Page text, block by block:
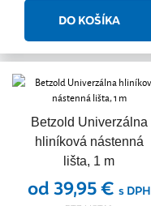
Betzold Univerzálna
hliníková nástenná
lišta, 1 m
od 39,95 € s DPH